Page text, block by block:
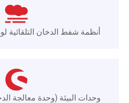
أنظمة شفط الدخان التلقائية
وحدات البيئة (وحدة معالجة